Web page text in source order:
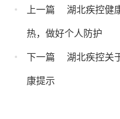
上一篇
湖北疾控健
热，做好个人防护
下一篇
湖北疾控关
康提示